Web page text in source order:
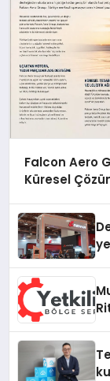
Falcon Aero
Küresel